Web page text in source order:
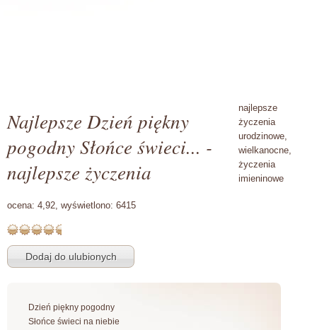
Najlepsze Dzień piękny
pogodny Słońce świeci... -
najlepsze życzenia
ocena: 4,92, wyświetlono: 6415
Dzień piękny pogodny
Słońce świeci na niebie
najlepsze
życzenia
urodzinowe,
wielkanocne,
życzenia
imieninowe